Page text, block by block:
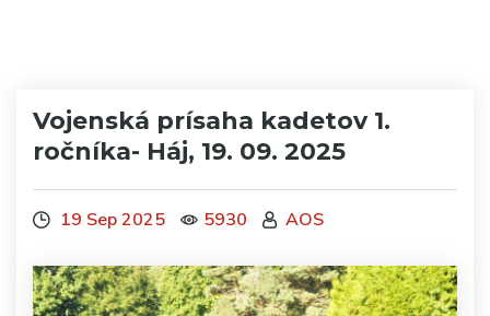
Vojenská prísaha kadetov 1.
ročníka- Háj, 19. 09. 2025
19 Sep 2025 5930 AOS